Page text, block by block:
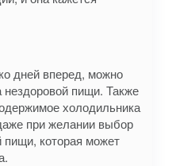
дней вперед, можно
нездоровой пищи. Также
холодильника
при желании выбор
пищи, которая может